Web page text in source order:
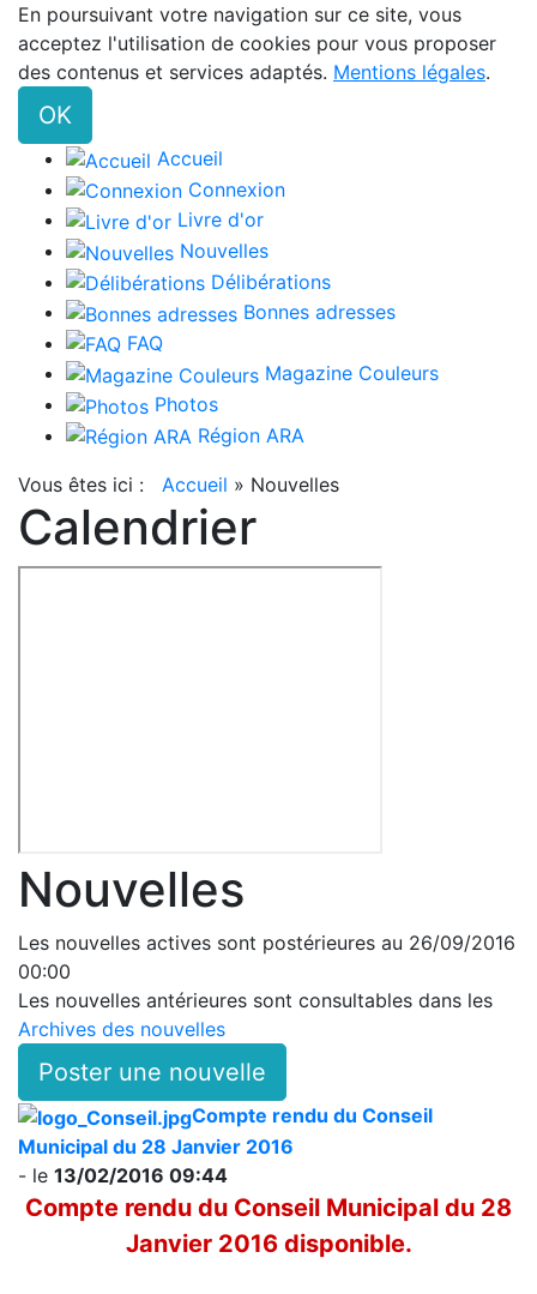
En poursuivant votre navigation sur ce site, vous
acceptez l'utilisation de cookies pour vous proposer
des contenus et services adaptés. Mentions légales.
OK
Accueil
Connexion
Livre d'or
Nouvelles
Délibérations
Bonnes adresses
FAQ
Magazine Couleurs
Photos
Région ARA
Vous êtes ici : Accueil » Nouvelles
Calendrier
Nouvelles
Les nouvelles actives sont postérieures au 26/09/2016
00:00
Les nouvelles antérieures sont consultables dans les
Archives des nouvelles
Poster une nouvelle
Compte rendu du Conseil
Municipal du 28 Janvier 2016
- le 13/02/2016 09:44
Compte rendu du Conseil Municipal du 28
Janvier 2016 disponible.